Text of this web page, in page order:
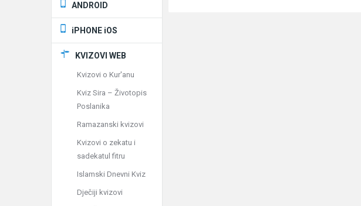
ANDROID
iPHONE iOS
KVIZOVI WEB
Kvizovi o Kur'anu
Kviz Sira – Životopis
Poslanika
Ramazanski kvizovi
Kvizovi o zekatu i
sadekatul fitru
Islamski Dnevni Kviz
Dječiji kvizovi